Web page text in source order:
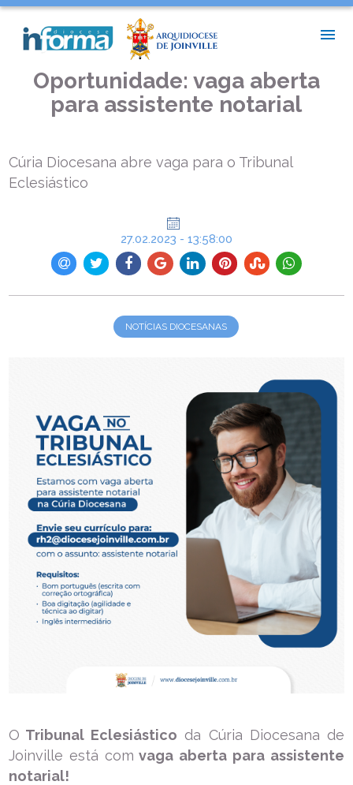
OPORTUNIDADE: VAGA ABERTA PARA ASSISTENTE NOTARIAL
Oportunidade: vaga aberta
para assistente notarial
Cúria Diocesana abre vaga para o Tribunal
Eclesiástico
27.02.2023 - 13:58:00
NOTÍCIAS DIOCESANAS
O Tribunal Eclesiástico da Cúria Diocesana de
Joinville está com vaga aberta para assistente
notarial!